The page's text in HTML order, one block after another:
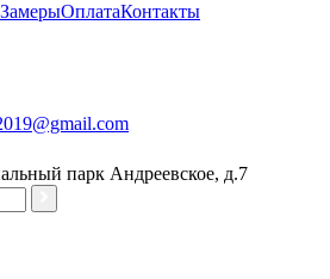
ЗамерыОплатаКонтакты
парк Андреевское, д.7